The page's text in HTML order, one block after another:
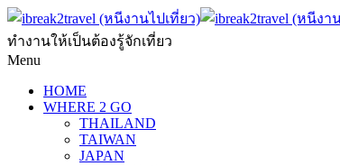
ทำงานให้เป็นต้องรู้จักเที่ยว
Menu
HOME
WHERE 2 GO
THAILAND
TAIWAN
JAPAN